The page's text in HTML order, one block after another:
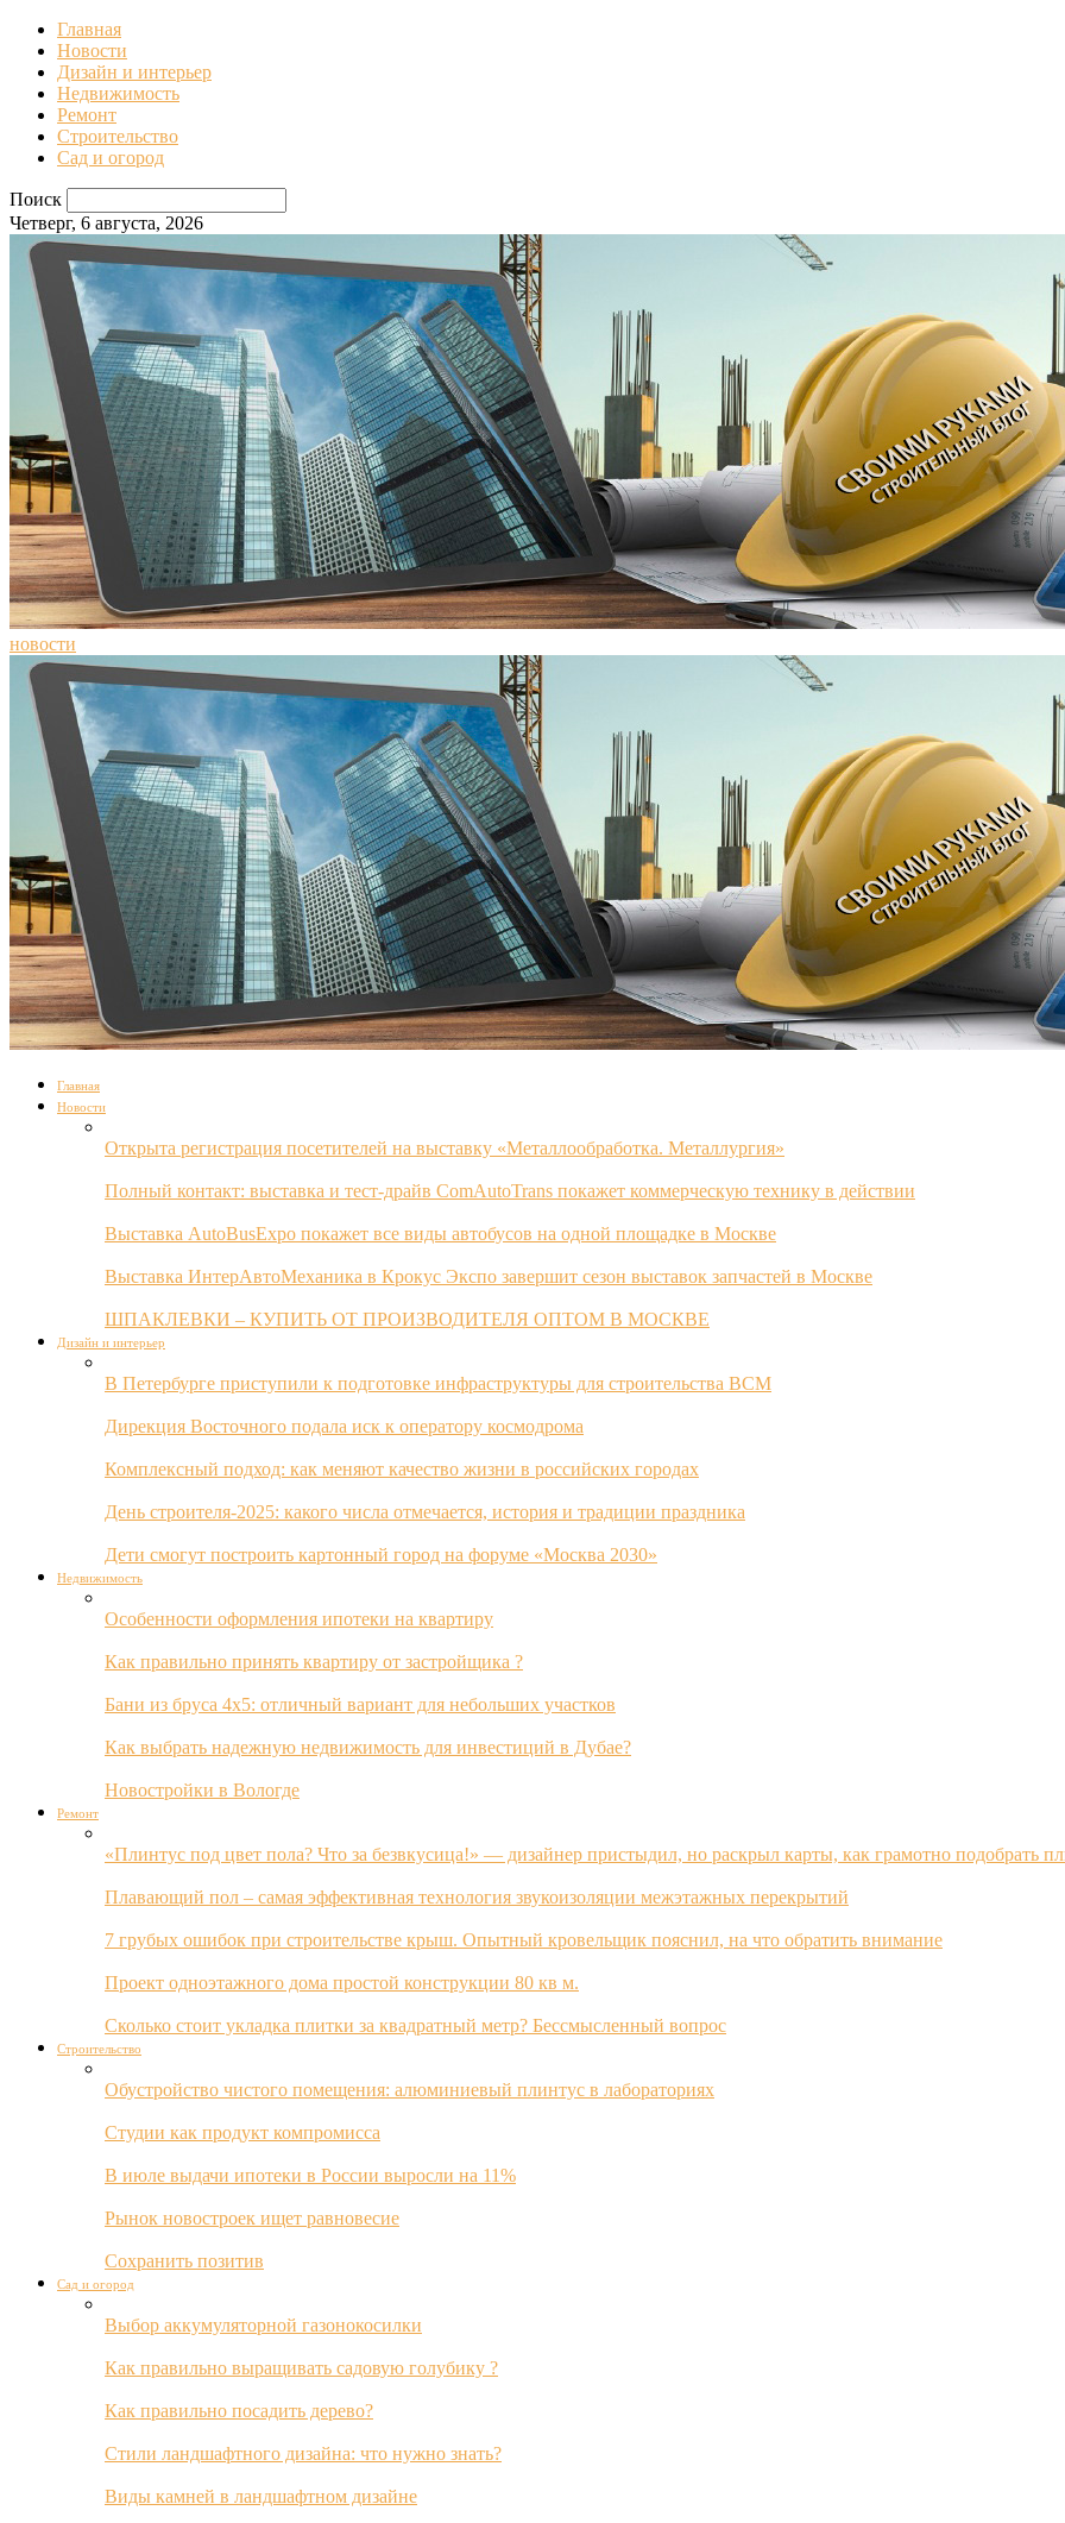
Главная
Новости
Дизайн и интерьер
Недвижимость
Ремонт
Строительство
Сад и огород
Поиск
Четверг, 6 августа, 2026
новости
Главная
Новости
Открыта регистрация посетителей на выставку «Металлообработка. Металлургия»
Полный контакт: выставка и тест-драйв ComAutoTrans покажет коммерческую технику в действии
Выставка AutoBusExpo покажет все виды автобусов на одной площадке в Москве
Выставка ИнтерАвтоМеханика в Крокус Экспо завершит сезон выставок запчастей в Москве
ШПАКЛЕВКИ – КУПИТЬ ОТ ПРОИЗВОДИТЕЛЯ ОПТОМ В МОСКВЕ
Дизайн и интерьер
В Петербурге приступили к подготовке инфраструктуры для строительства ВСМ
Дирекция Восточного подала иск к оператору космодрома
Комплексный подход: как меняют качество жизни в российских городах
День строителя-2025: какого числа отмечается, история и традиции праздника
Дети смогут построить картонный город на форуме «Москва 2030»
Недвижимость
Особенности оформления ипотеки на квартиру
Как правильно принять квартиру от застройщика ?
Бани из бруса 4х5: отличный вариант для небольших участков
Как выбрать надежную недвижимость для инвестиций в Дубае?
Новостройки в Вологде
Ремонт
«Плинтус под цвет пола? Что за безвкусица!» — дизайнер пристыдил, но раскрыл карты, как грамотно подобрать
Плавающий пол – самая эффективная технология звукоизоляции межэтажных перекрытий
7 грубых ошибок при строительстве крыш. Опытный кровельщик пояснил, на что обратить внимание
Проект одноэтажного дома простой конструкции 80 кв м.
Сколько стоит укладка плитки за квадратный метр? Бессмысленный вопрос
Строительство
Обустройство чистого помещения: алюминиевый плинтус в лабораториях
Студии как продукт компромисса
В июле выдачи ипотеки в России выросли на 11%
Рынок новостроек ищет равновесие
Сохранить позитив
Сад и огород
Выбор аккумуляторной газонокосилки
Как правильно выращивать садовую голубику ?
Как правильно посадить дерево?
Стили ландшафтного дизайна: что нужно знать?
Виды камней в ландшафтном дизайне